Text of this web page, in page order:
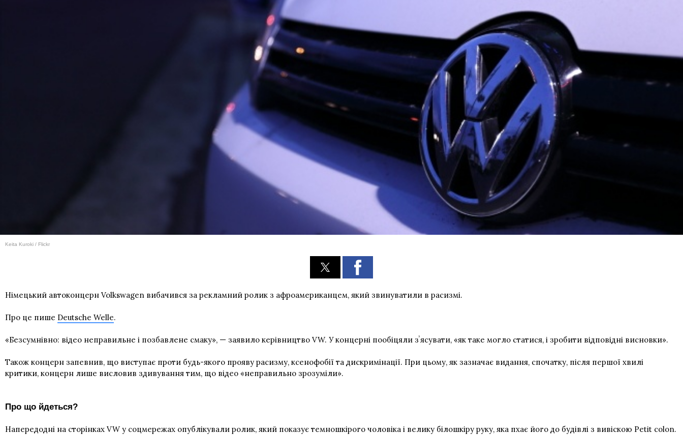
Keita Kuroki / Flickr
Німецький автоконцерн Volkswagen вибачився за рекламний ролик з афроамериканцем, який звинуватили в расизмі.
Про це пише Deutsche Welle.
«Безсумнівно: відео неправильне і позбавлене смаку», — заявило керівництво VW. У концерні пообіцяли зʼясувати, «як таке могло статися, і зробити відповідні висновки».
Також концерн запевнив, що виступає проти будь-якого прояву расизму, ксенофобії та дискримінації. При цьому, як зазначає видання, спочатку, після першої хвилі
критики, концерн лише висловив здивування тим, що відео «неправильно зрозуміли».
Про що йдеться?
Напередодні на сторінках VW у соцмережах опублікували ролик, який показує темношкірого чоловіка і велику білошкіру руку, яка пхає його до будівлі з вивіскою Petit colon.